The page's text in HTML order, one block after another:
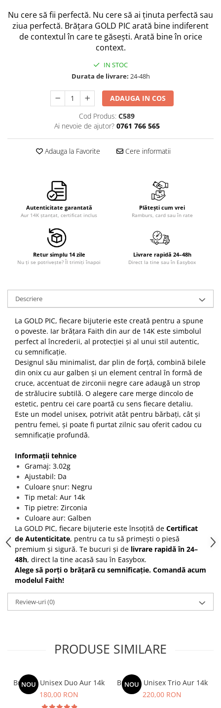
Nu cere să fii perfectă. Nu cere să ai ținuta perfectă sau
ziua perfectă. Brățara GOLD PIC arată bine indiferent
de contextul în care te găsești. Arată bine în orice
context.
IN STOC
Durata de livrare: 24-48h
ADAUGA IN COS
Cod Produs: C589
Ai nevoie de ajutor? 0761 766 565
Adauga la Favorite Cere informatii
Autenticitate garantată
Aur 14K ștanțat, certificat inclus
Plătești cum vrei
Ramburs, card sau în rate
Retur simplu 14 zile
Nu ți se potrivește? Îl trimiți înapoi
Livrare rapidă 24–48h
Direct la tine sau în Easybox
Descriere
La GOLD PIC, fiecare bijuterie este creată pentru a spune
o poveste. Iar brățara Faith din aur de 14K este simbolul
perfect al încrederii, al protecției și al unui stil autentic,
cu semnificație.
Designul său minimalist, dar plin de forță, combină bilele
din onix cu aur galben și un element central în formă de
cruce, accentuat de zirconii negre care adaugă un strop
de strălucire subtilă. O alegere care merge dincolo de
estetic, pentru cei care poartă cu sens fiecare detaliu.
Este un model unisex, potrivit atât pentru bărbați, cât și
pentru femei, și poate fi purtat zilnic sau oferit cadou cu
semnificație profundă.
Informații tehnice
Gramaj: 3.02g
Ajustabil: Da
Culoare șnur: Negru
Tip metal: Aur 14k
Tip pietre: Zirconia
Culoare aur: Galben
La GOLD PIC, fiecare bijuterie este însoțită de Certificat
de Autenticitate, pentru ca tu să primești o piesă
premium și sigură. Te bucuri și de livrare rapidă în 24–
48h, direct la tine acasă sau în Easybox.
Alege să porți o brățară cu semnificație. Comandă acum
modelul Faith!
Review-uri(0)
PRODUSE SIMILARE
NOU
Bratara Unisex Duo Aur 14k
180,00 RON
NOU
Bratara Unisex Trio Aur 14k
220,00 RON